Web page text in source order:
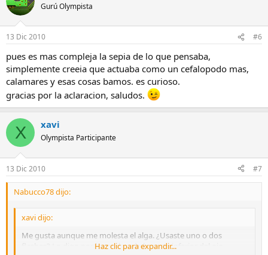
Gurú Olympista
13 Dic 2010 #6
pues es mas compleja la sepia de lo que pensaba,
simplemente creeia que actuaba como un cefalopodo mas,
calamares y esas cosas bamos. es curioso.
gracias por la aclaracion, saludos.
X xavi
Olympista Participante
13 Dic 2010 #7
Nabucco78 dijo:
xavi dijo:
Me gusta aunque me molesta el alga. ¿Usaste uno o dos
flashes? Lo digo por la sombra de la parte inferior del ojo.
Haz clic para expandir...